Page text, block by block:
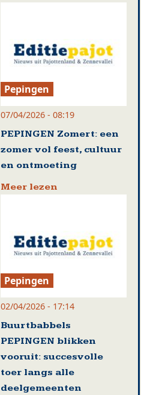
Pepingen
07/04/2026 - 08:19
PEPINGEN Zomert: een
zomer vol feest, cultuur
en ontmoeting
Meer lezen
Pepingen
02/04/2026 - 17:14
Buurtbabbels
PEPINGEN blikken
vooruit: succesvolle
toer langs alle
deelgemeenten